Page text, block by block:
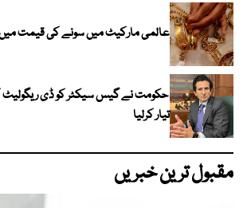
عالمی مارکیٹ میں سونے کی قیمت میں
حکومت نے گیس سیکٹر کو ڈی ریگولیٹ
تیار کرلیا
مقبول ترین خبریں